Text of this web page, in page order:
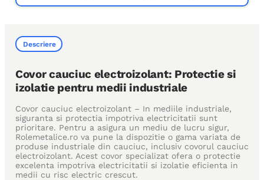
Descriere
Covor cauciuc electroizolant: Protectie si
izolatie pentru medii industriale
Covor cauciuc electroizolant – In mediile industriale,
siguranta si protectia impotriva electricitatii sunt
prioritare. Pentru a asigura un mediu de lucru sigur,
Rolemetalice.ro va pune la dispozitie o gama variata de
produse industriale din cauciuc, inclusiv covorul cauciuc
electroizolant. Acest covor specializat ofera o protectie
excelenta impotriva electricitatii si izolatie eficienta in
medii cu risc electric crescut.